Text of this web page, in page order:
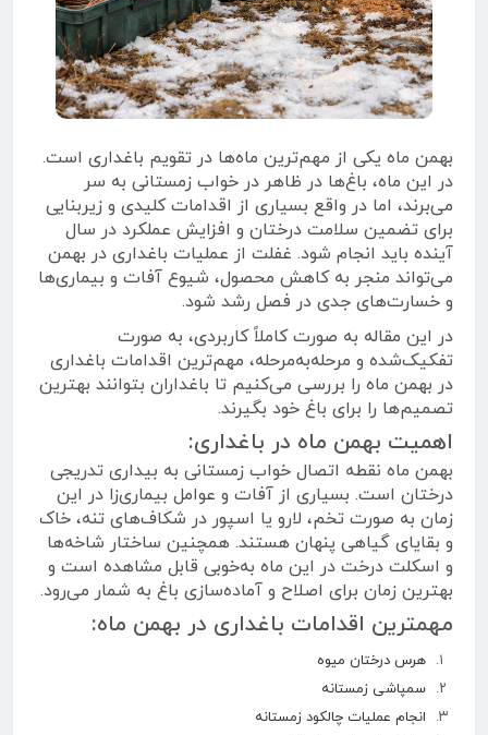
بهمن ماه یکی از مهم‌ترین ماه‌ها در تقویم باغداری است.
در این ماه، باغ‌ها در ظاهر در خواب زمستانی به سر
می‌برند، اما در واقع بسیاری از اقدامات کلیدی و زیربنایی
برای تضمین سلامت درختان و افزایش عملکرد در سال
آینده باید انجام شود. غفلت از عملیات باغداری در بهمن
می‌تواند منجر به کاهش محصول، شیوع آفات و بیماری‌ها
و خسارت‌های جدی در فصل رشد شود.
در این مقاله به صورت کاملاً کاربردی، به صورت
تفکیک‌شده و مرحله‌به‌مرحله، مهم‌ترین اقدامات باغداری
در بهمن ماه را بررسی می‌کنیم تا باغداران بتوانند بهترین
تصمیم‌ها را برای باغ خود بگیرند.
اهمیت بهمن ماه در باغداری:
بهمن ماه نقطه اتصال خواب زمستانی به بیداری تدریجی
درختان است. بسیاری از آفات و عوامل بیماری‌زا در این
زمان به صورت تخم، لارو یا اسپور در شکاف‌های تنه، خاک
و بقایای گیاهی پنهان هستند. همچنین ساختار شاخه‌ها
و اسکلت درخت در این ماه به‌خوبی قابل مشاهده است و
بهترین زمان برای اصلاح و آماده‌سازی باغ به شمار می‌رود.
مهمترین اقدامات باغداری در بهمن ماه:
هرس درختان میوه
سمپاشی زمستانه
انجام عملیات چالکود زمستانه